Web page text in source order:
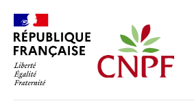
contenu
principal